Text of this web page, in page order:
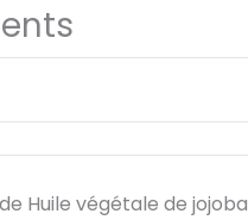
de Huile végétale de jojoba